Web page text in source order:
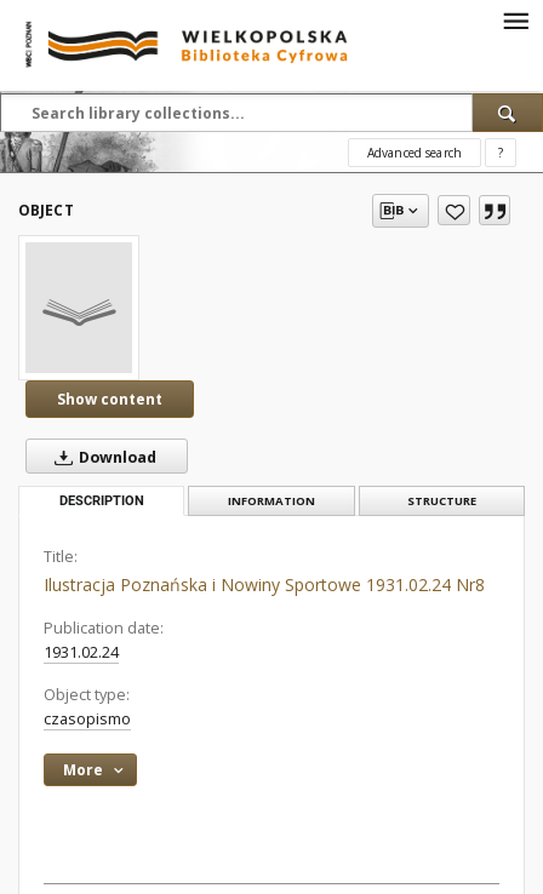
Advanced search ?
OBJECT
Show content
Download
DESCRIPTION INFORMATION STRUCTURE
Title:
Ilustracja Poznańska i Nowiny Sportowe 1931.02.24 Nr8
Publication date:
1931.02.24
Object type:
czasopismo
More